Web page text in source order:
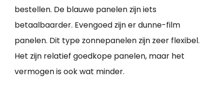
bestellen. De blauwe panelen zijn iets
betaalbaarder. Evengoed zijn er dunne-film
panelen. Dit type zonnepanelen zijn zeer flexibel.
Het zijn relatief goedkope panelen, maar het
vermogen is ook wat minder.